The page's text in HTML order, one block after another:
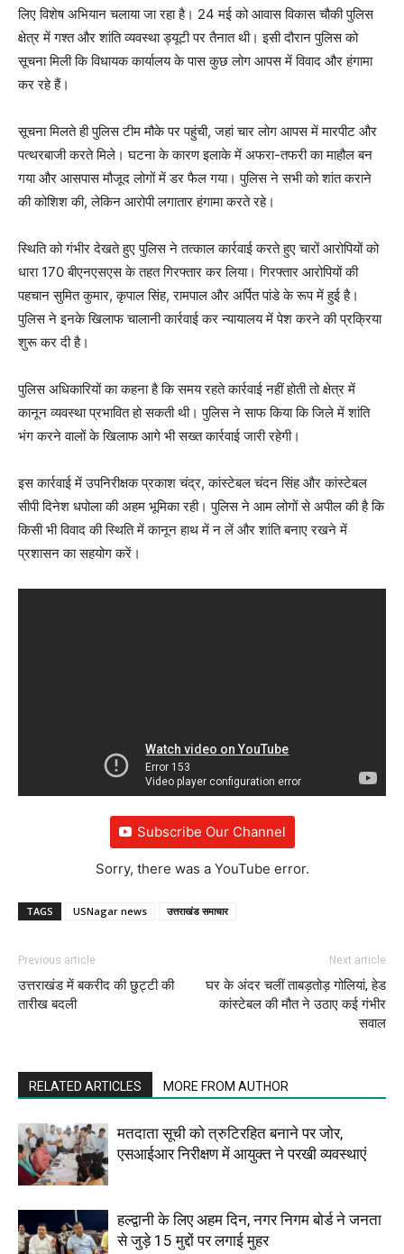
लिए विशेष अभियान चलाया जा रहा है। 24 मई को आवास विकास चौकी पुलिस
क्षेत्र में गश्त और शांति व्यवस्था ड्यूटी पर तैनात थी। इसी दौरान पुलिस को
सूचना मिली कि विधायक कार्यालय के पास कुछ लोग आपस में विवाद और हंगामा
कर रहे हैं।
सूचना मिलते ही पुलिस टीम मौके पर पहुंची, जहां चार लोग आपस में मारपीट और
पत्थरबाजी करते मिले। घटना के कारण इलाके में अफरा-तफरी का माहौल बन
गया और आसपास मौजूद लोगों में डर फैल गया। पुलिस ने सभी को शांत कराने
की कोशिश की, लेकिन आरोपी लगातार हंगामा करते रहे।
स्थिति को गंभीर देखते हुए पुलिस ने तत्काल कार्रवाई करते हुए चारों आरोपियों को
धारा 170 बीएनएसएस के तहत गिरफ्तार कर लिया। गिरफ्तार आरोपियों की
पहचान सुमित कुमार, कृपाल सिंह, रामपाल और अर्पित पांडे के रूप में हुई है।
पुलिस ने इनके खिलाफ चालानी कार्रवाई कर न्यायालय में पेश करने की प्रक्रिया
शुरू कर दी है।
पुलिस अधिकारियों का कहना है कि समय रहते कार्रवाई नहीं होती तो क्षेत्र में
कानून व्यवस्था प्रभावित हो सकती थी। पुलिस ने साफ किया कि जिले में शांति
भंग करने वालों के खिलाफ आगे भी सख्त कार्रवाई जारी रहेगी।
इस कार्रवाई में उपनिरीक्षक प्रकाश चंद्र, कांस्टेबल चंदन सिंह और कांस्टेबल
सीपी दिनेश धपोला की अहम भूमिका रही। पुलिस ने आम लोगों से अपील की है कि
किसी भी विवाद की स्थिति में कानून हाथ में न लें और शांति बनाए रखने में
प्रशासन का सहयोग करें।
Subscribe Our Channel
Sorry, there was a YouTube error.
TAGS USNagar news उत्तराखंड समाचार
Previous article
उत्तराखंड में बकरीद की छुट्टी की
तारीख बदली
Next article
घर के अंदर चलीं ताबड़तोड़ गोलियां, हेड
कांस्टेबल की मौत ने उठाए कई गंभीर
सवाल
RELATED ARTICLES MORE FROM AUTHOR
मतदाता सूची को त्रुटिरहित बनाने पर जोर,
एसआईआर निरीक्षण में आयुक्त ने परखी व्यवस्थाएं
हल्द्वानी के लिए अहम दिन, नगर निगम बोर्ड ने जनता
से जुड़े 15 मुद्दों पर लगाई मुहर